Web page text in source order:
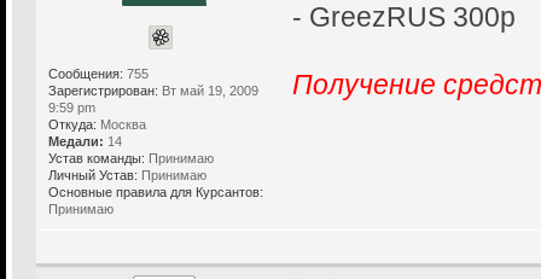
Сообщения: 755
Зарегистрирован: Вт май 19, 2009
9:59 pm
Откуда: Москва
Медали: 14
Устав команды: Принимаю
Личный Устав: Принимаю
Основные правила для Курсантов:
Принимаю
- GreezRUS 300р
Получение